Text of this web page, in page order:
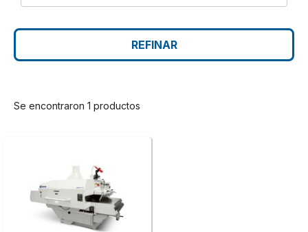
REFINAR
Se encontraron 1 productos